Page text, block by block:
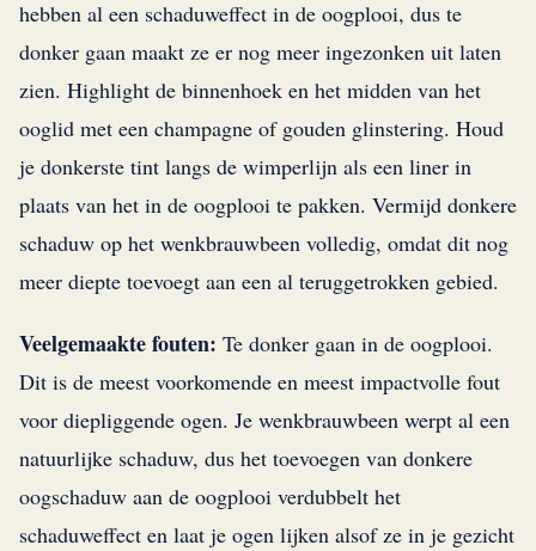
hebben al een schaduweffect in de oogplooi, dus te
donker gaan maakt ze er nog meer ingezonken uit laten
zien. Highlight de binnenhoek en het midden van het
ooglid met een champagne of gouden glinstering. Houd
je donkerste tint langs de wimperlijn als een liner in
plaats van het in de oogplooi te pakken. Vermijd donkere
schaduw op het wenkbrauwbeen volledig, omdat dit nog
meer diepte toevoegt aan een al teruggetrokken gebied.
Veelgemaakte fouten: Te donker gaan in de oogplooi.
Dit is de meest voorkomende en meest impactvolle fout
voor diepliggende ogen. Je wenkbrauwbeen werpt al een
natuurlijke schaduw, dus het toevoegen van donkere
oogschaduw aan de oogplooi verdubbelt het
schaduweffect en laat je ogen lijken alsof ze in je gezicht